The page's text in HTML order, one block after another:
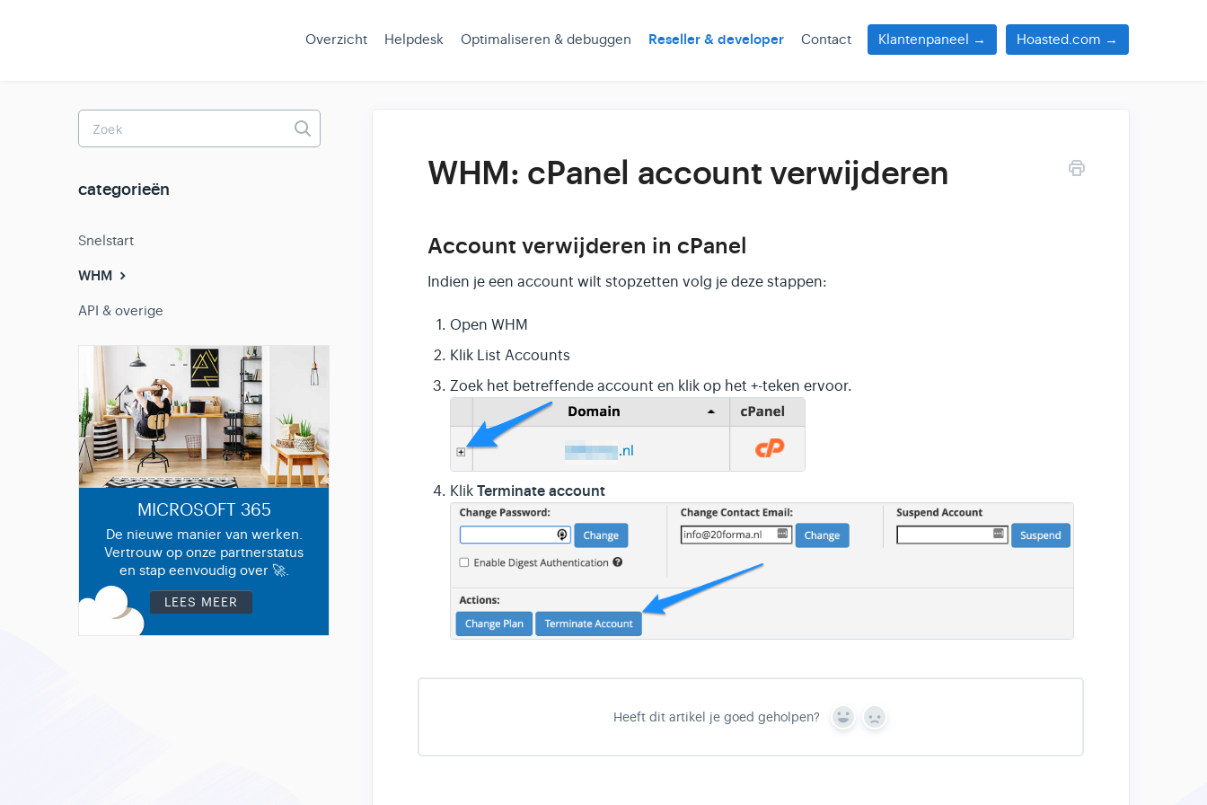
Overzicht Helpdesk Optimaliseren & debuggen Reseller & developer Contact Klantenpaneel → Hoasted.com →
WHM: cPanel account verwijderen
Account verwijderen in cPanel
Indien je een account wilt stopzetten volg je deze stappen:
Open WHM
Klik List Accounts
Zoek het betreffende account en klik op het +-teken ervoor.
Klik Terminate account
Heeft dit artikel je goed geholpen?
Y
s
N
Toggle
Search
categorieën
Snelstart
WHM
API & overige
MICROSOFT 365
De nieuwe manier van werken.
Vertrouw op onze partnerstatus
en stap eenvoudig over 🚀.
LEES MEER